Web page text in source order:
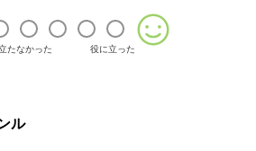
たなかった 役に立った
ル